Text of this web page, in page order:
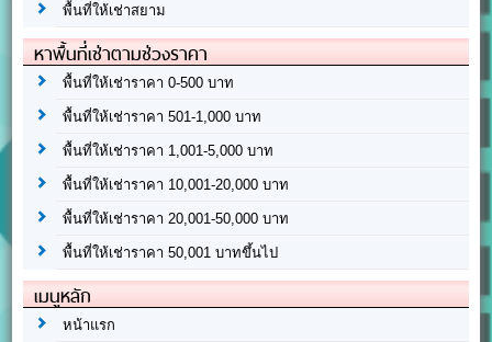
พื้นที่ให้เช่าสยาม
หาพื้นที่เช่าตามช่วงราคา
พื้นที่ให้เช่าราคา 0-500 บาท
พื้นที่ให้เช่าราคา 501-1,000 บาท
พื้นที่ให้เช่าราคา 1,001-5,000 บาท
พื้นที่ให้เช่าราคา 10,001-20,000 บาท
พื้นที่ให้เช่าราคา 20,001-50,000 บาท
พื้นที่ให้เช่าราคา 50,001 บาทขึ้นไป
เมนูหลัก
หน้าแรก